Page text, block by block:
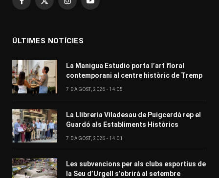
Facebook
X
InstagramYouTube
ÚLTIMES NOTÍCIES
La Manigua Estudio porta l’art floral
contemporani al centre històric de Tremp
7 D'AGOST, 2026 - 14:05
La Llibreria Viladesau de Puigcerdà rep el
Guardó als Establiments Històrics
7 D'AGOST, 2026 - 14:01
Les subvencions per als clubs esportius de
la Seu d’Urgell s’obrirà al setembre